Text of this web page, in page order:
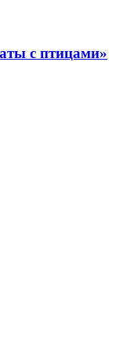
с птицами»